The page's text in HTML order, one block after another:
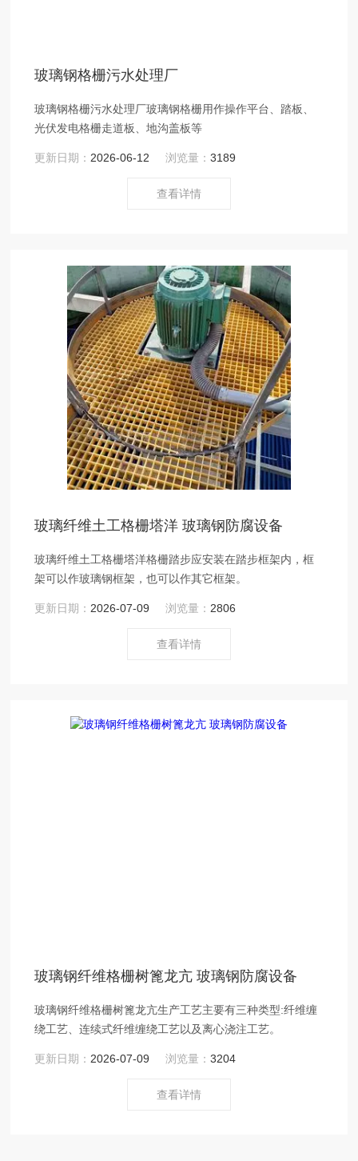
玻璃钢格栅污水处理厂
玻璃钢格栅污水处理厂玻璃钢格栅用作操作平台、踏板、
光伏发电格栅走道板、地沟盖板等
更新日期： 2026-06-12 浏览量：3189
查看详情
玻璃纤维土工格栅塔洋 玻璃钢防腐设备
玻璃纤维土工格栅塔洋格栅踏步应安装在踏步框架内，框
架可以作玻璃钢框架，也可以作其它框架。
更新日期： 2026-07-09 浏览量： 2806
查看详情
玻璃钢纤维格栅树篦龙亢 玻璃钢防腐设备
玻璃钢纤维格栅树篦龙亢生产工艺主要有三种类型:纤维缠
绕工艺、连续式纤维缠绕工艺以及离心浇注工艺。
更新日期： 2026-07-09 浏览量：3204
查看详情